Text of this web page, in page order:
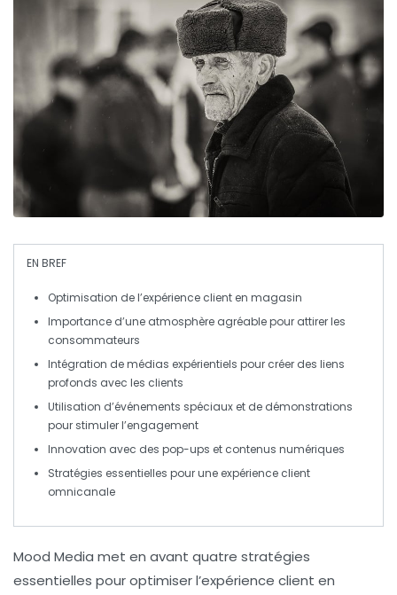
EN BREF
Optimisation de l’expérience client en magasin
Importance d’une atmosphère agréablepour attirer les
consommateurs
Intégration de médias expérientiels pour créer des liens
profonds avec les clients
Utilisation d’événements spéciaux et de démonstrations
pour stimuler l’engagement
Innovation avec des pop-ups et contenus numériques
Stratégies essentielles pour une expérience client
omnicanale
Mood Media met en avant quatre stratégies
essentielles pouroptimiser l’expérience client en